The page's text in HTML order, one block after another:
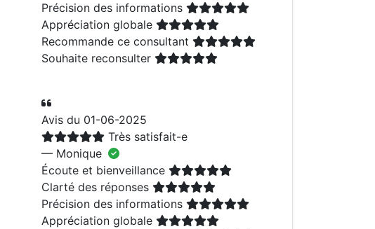
Précision des informations
Appréciation globale
Recommande ce consultant
Souhaite reconsulter
Avis du 01-06-2025
Très satisfait-e
— Monique
Écoute et bienveillance
Clarté des réponses
Précision des informations
Appréciation globale